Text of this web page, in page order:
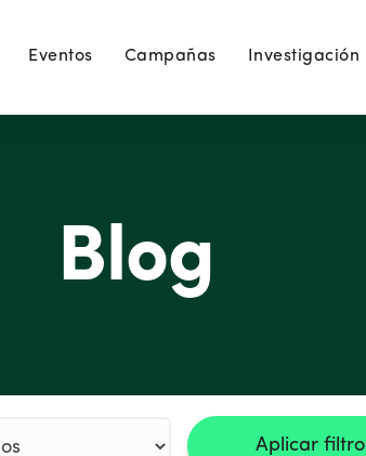
Eventos Campañas Investigación
Blog
Aplicar filtro